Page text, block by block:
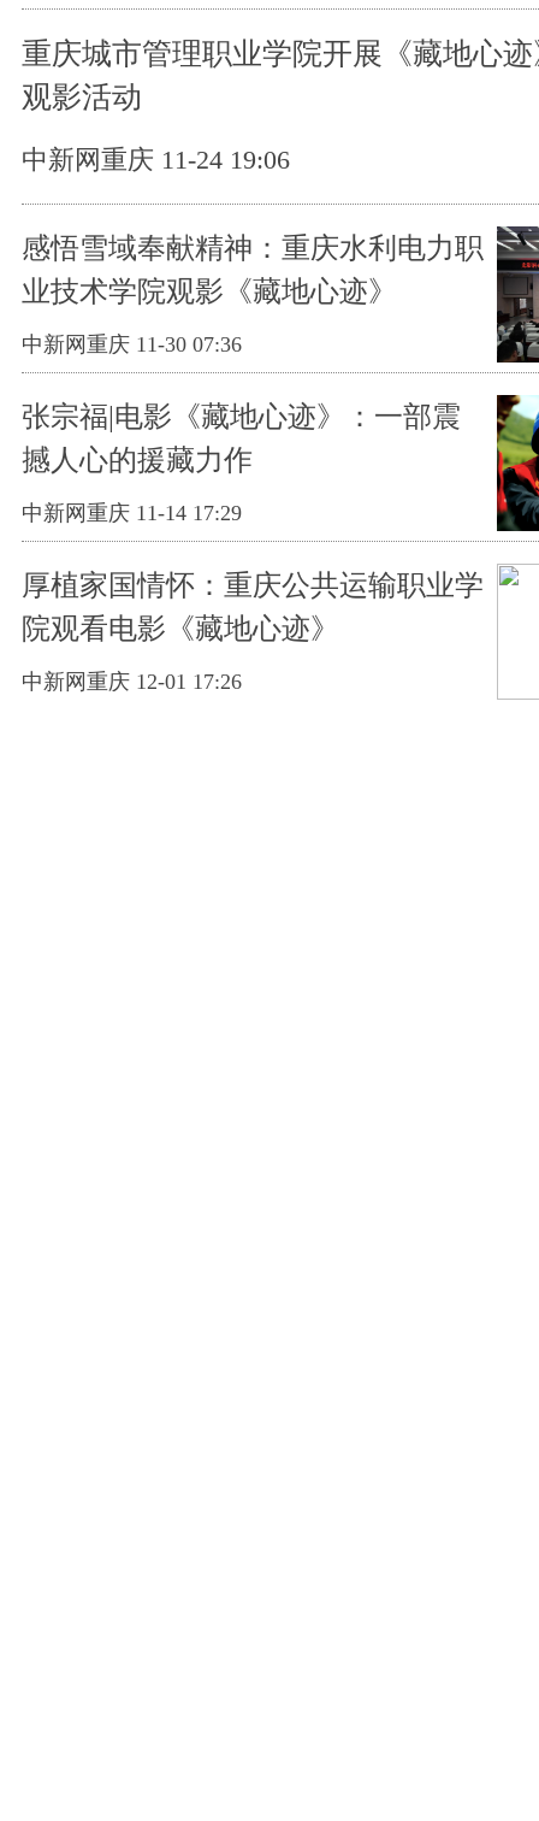
重庆城市管理职业学院开展《藏地心
观影活动​
中新网重庆 11-24 19:06
感悟雪域奉献精神：重庆水利电力职
业技术学院观影《藏地心迹》
中新网重庆 11-30 07:36
张宗福|电影《藏地心迹》：一部震
撼人心的援藏力作
中新网重庆 11-14 17:29
厚植家国情怀：重庆公共运输职业学
院观看电影《藏地心迹》
中新网重庆 12-01 17:26